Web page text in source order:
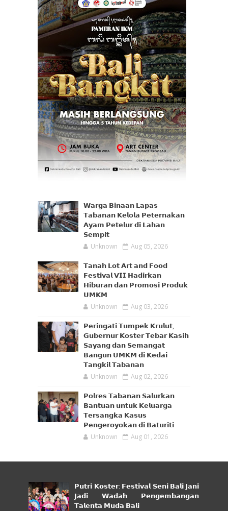
𝗪𝗮𝗿𝗴𝗮 𝗕𝗶𝗻𝗮𝗮𝗻 𝗟𝗮𝗽𝗮𝘀
𝗧𝗮𝗯𝗮𝗻𝗮𝗻 𝗞𝗲𝗹𝗼𝗹𝗮 𝗣𝗲𝘁𝗲𝗿𝗻𝗮𝗸𝗮𝗻
𝗔𝘆𝗮𝗺 𝗣𝗲𝘁𝗲𝗹𝘂𝗿 𝗱𝗶 𝗟𝗮𝗵𝗮𝗻
𝗦𝗲𝗺𝗽𝗶𝘁
Unknown Aug 05, 2026
𝗧𝗮𝗻𝗮𝗵 𝗟𝗼𝘁 𝗔𝗿𝘁 𝗮𝗻𝗱 𝗙𝗼𝗼𝗱
𝗙𝗲𝘀𝘁𝗶𝘃𝗮𝗹 𝗩𝗜𝗜 𝗛𝗮𝗱𝗶𝗿𝗸𝗮𝗻
𝗛𝗶𝗯𝘂𝗿𝗮𝗻 𝗱𝗮𝗻 𝗣𝗿𝗼𝗺𝗼𝘀𝗶 𝗣𝗿𝗼𝗱𝘂𝗸
𝗨𝗠𝗞𝗠
Unknown Aug 03, 2026
𝗣𝗲𝗿𝗶𝗻𝗴𝗮𝘁𝗶 𝗧𝘂𝗺𝗽𝗲𝗸 𝗞𝗿𝘂𝗹𝘂𝘁,
𝗚𝘂𝗯𝗲𝗿𝗻𝘂𝗿 𝗞𝗼𝘀𝘁𝗲𝗿 𝗧𝗲𝗯𝗮𝗿 𝗞𝗮𝘀𝗶𝗵
𝗦𝗮𝘆𝗮𝗻𝗴 𝗱𝗮𝗻 𝗦𝗲𝗺𝗮𝗻𝗴𝗮𝘁
𝗕𝗮𝗻𝗴𝘂𝗻 𝗨𝗠𝗞𝗠 𝗱𝗶 𝗞𝗲𝗱𝗮𝗶
𝗧𝗮𝗻𝗴𝗸𝗶𝗹 𝗧𝗮𝗯𝗮𝗻𝗮𝗻
Unknown Aug 02, 2026
𝗣𝗼𝗹𝗿𝗲𝘀 𝗧𝗮𝗯𝗮𝗻𝗮𝗻 𝗦𝗮𝗹𝘂𝗿𝗸𝗮𝗻
𝗕𝗮𝗻𝘁𝘂𝗮𝗻 𝘂𝗻𝘁𝘂𝗸 𝗞𝗲𝗹𝘂𝗮𝗿𝗴𝗮
𝗧𝗲𝗿𝘀𝗮𝗻𝗴𝗸𝗮 𝗞𝗮𝘀𝘂𝘀
𝗣𝗲𝗻𝗴𝗲𝗿𝗼𝘆𝗼𝗸𝗮𝗻 𝗱𝗶 𝗕𝗮𝘁𝘂𝗿𝗶𝘁𝗶
Unknown Aug 01, 2026
𝗣𝘂𝘁𝗿𝗶 𝗞𝗼𝘀𝘁𝗲𝗿: 𝗙𝗲𝘀𝘁𝗶𝘃𝗮𝗹 𝗦𝗲𝗻𝗶 𝗕𝗮𝗹𝗶 𝗝𝗮𝗻𝗶
𝗝𝗮𝗱𝗶 𝗪𝗮𝗱𝗮𝗵 𝗣𝗲𝗻𝗴𝗲𝗺𝗯𝗮𝗻𝗴𝗮𝗻
𝗧𝗮𝗹𝗲𝗻𝘁𝗮 𝗠𝘂𝗱𝗮 𝗕𝗮𝗹𝗶